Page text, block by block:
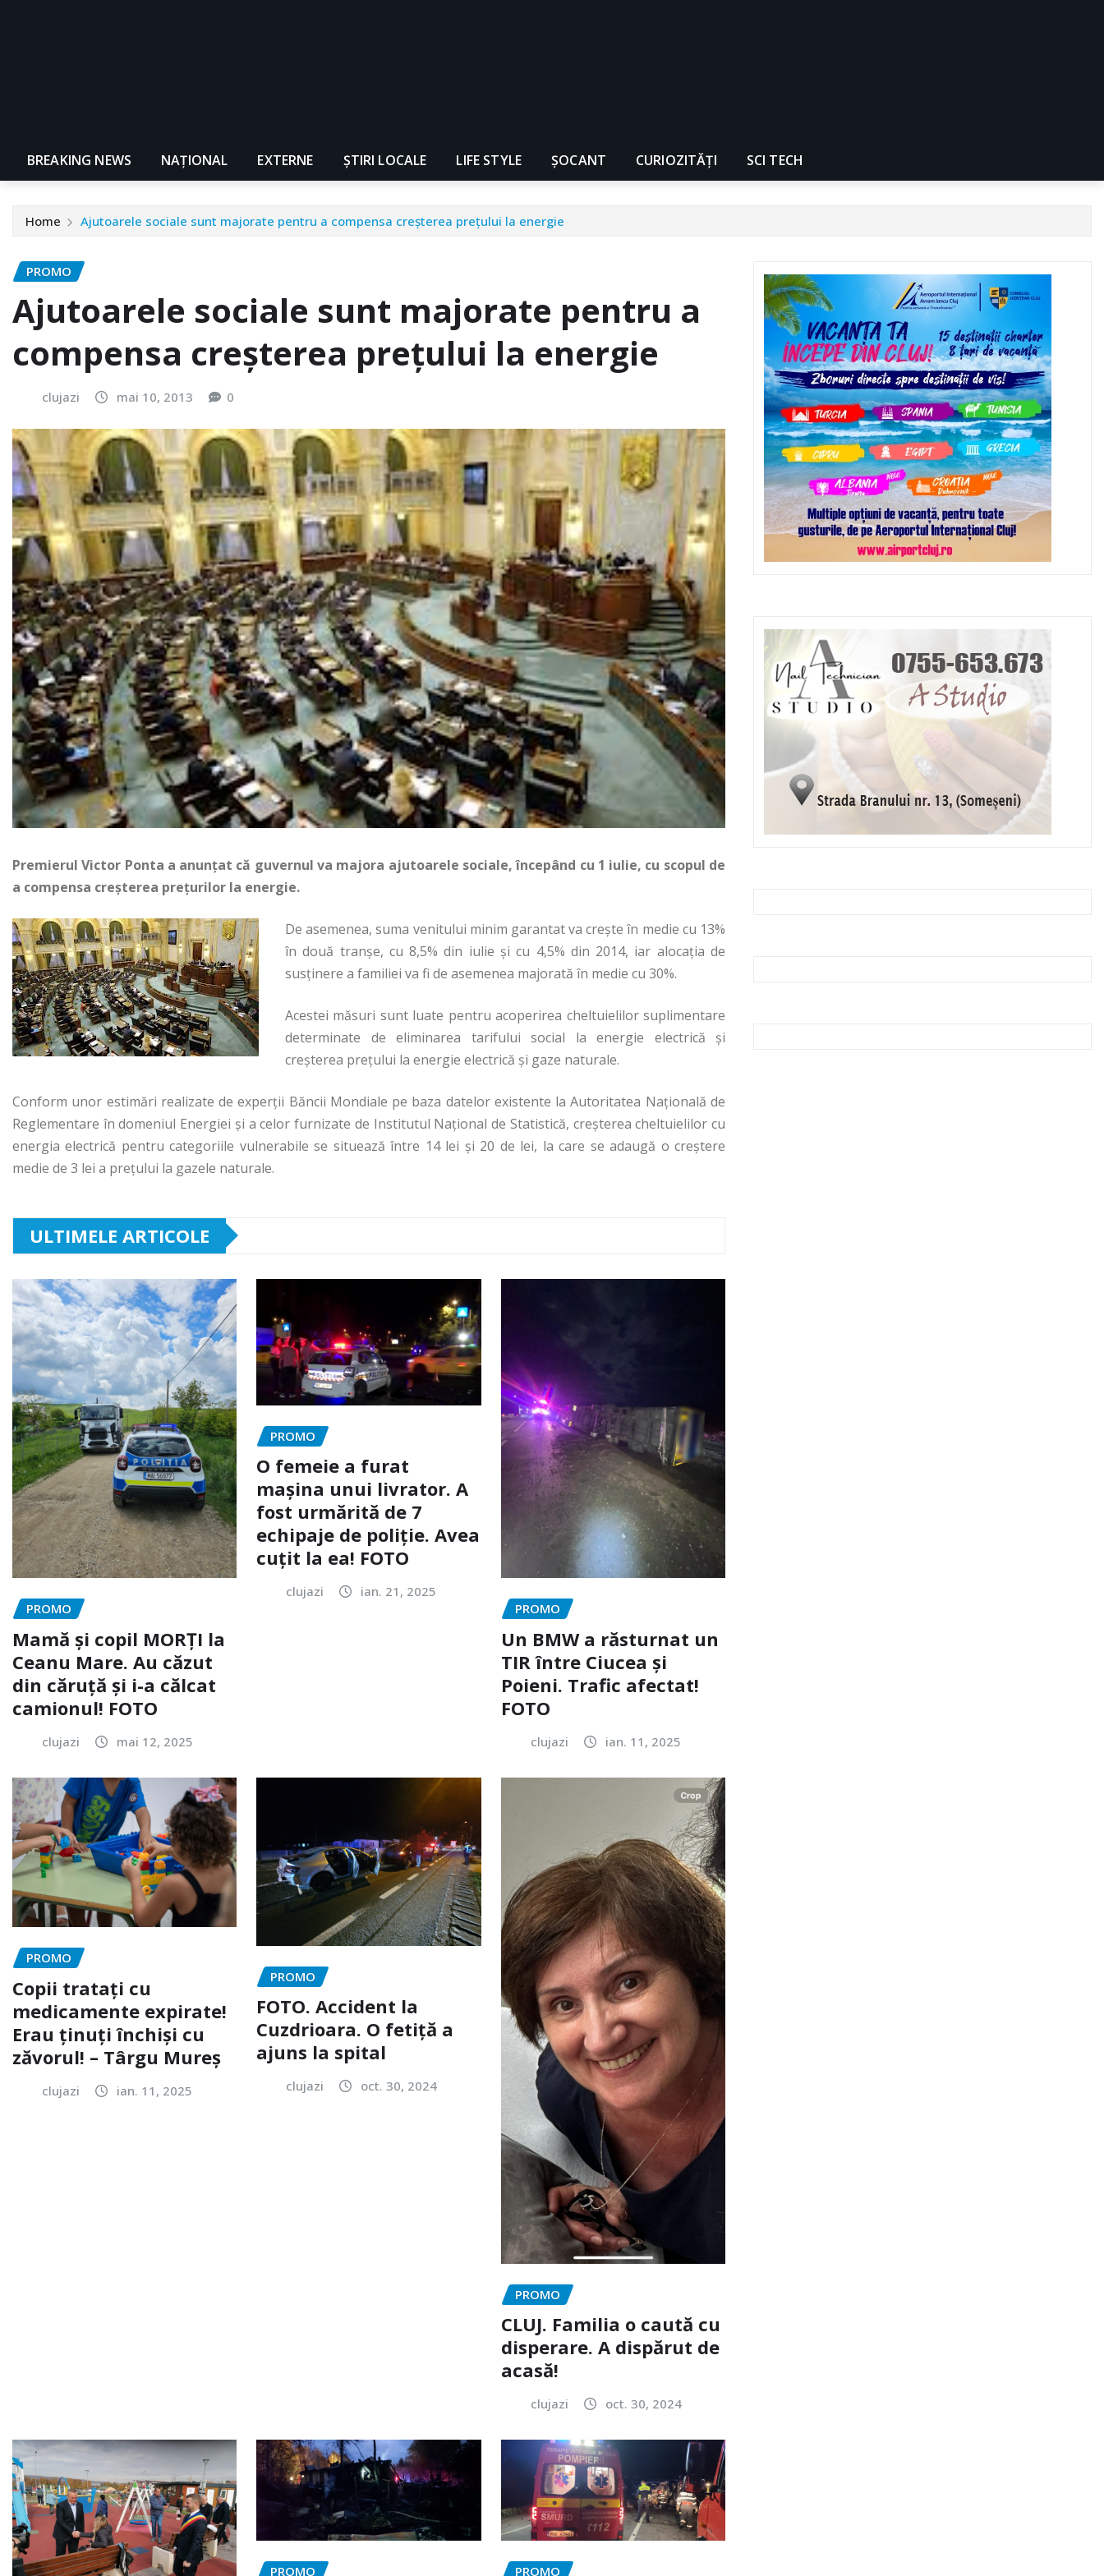
BREAKING NEWS NAŢIONAL EXTERNE ȘTIRI LOCALE LIFE STYLE ȘOCANT CURIOZITĂȚI SCI TECH
Home Ajutoarele sociale sunt majorate pentru a compensa creșterea prețului la energie
PROMO
Ajutoarele sociale sunt majorate pentru a
compensa creșterea prețului la energie
clujazi mai 10, 2013 0
Premierul Victor Ponta a anunțat că guvernul va majora ajutoarele sociale, începând cu 1 iulie, cu scopul de
a compensa creșterea prețurilor la energie.
De asemenea, suma venitului minim garantat va crește în medie cu 13%
în două tranșe, cu 8,5% din iulie și cu 4,5% din 2014, iar alocația de
susținere a familiei va fi de asemenea majorată în medie cu 30%.
Acestei măsuri sunt luate pentru acoperirea cheltuielilor suplimentare
determinate de eliminarea tarifului social la energie electrică şi
creşterea preţului la energie electrică şi gaze naturale.
Conform unor estimări realizate de experţii Băncii Mondiale pe baza datelor existente la Autoritatea Naţională de
Reglementare în domeniul Energiei şi a celor furnizate de Institutul Naţional de Statistică, creşterea cheltuielilor cu
energia electrică pentru categoriile vulnerabile se situează între 14 lei şi 20 de lei, la care se adaugă o creştere
medie de 3 lei a preţului la gazele naturale.
ULTIMELE ARTICOLE
PROMO
Mamă și copil MORȚI la
Ceanu Mare. Au căzut
din căruță și i-a călcat
camionul! FOTO
clujazi mai 12, 2025
PROMO
O femeie a furat
mașina unui livrator. A
fost urmărită de 7
echipaje de poliție. Avea
cuțit la ea! FOTO
clujazi
ian. 21, 2025
PROMO
Un BMW a răsturnat un
TIR între Ciucea și
Poieni. Trafic afectat!
FOTO
clujazi ian. 11, 2025
PROMO
Copii tratați cu
medicamente expirate!
Erau ținuți închiși cu
zăvorul! – Târgu Mureș
clujazi ian. 11, 2025
PROMO
FOTO. Accident la
Cuzdrioara. O fetiță a
ajuns la spital
clujazi oct. 30, 2024
PROMO
CLUJ. Familia o caută cu
disperare. A dispărut de
acasă!
clujazi oct. 30, 2024
PROMO PROMO